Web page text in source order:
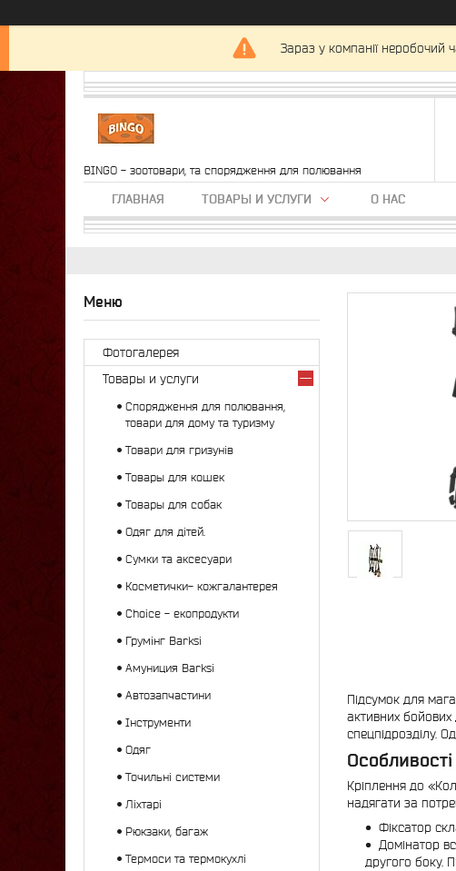
Зараз у компанії неробочий
BINGO - зоотовари, та спорядження для полювання
ГЛАВНАЯ ТОВАРЫ И УСЛУГИ О НАС
Підсумок для
активних бойових
спецпідрозділу.
Кріплення до
надягати за
Фіксатор
Домінатор
другого боку.
Фотогалерея
Товары и услуги
Спорядження для полювання,
товари для дому та туризму
Товари для гризунів
Товары для кошек
Товары для собак
Одяг для дітей.
Сумки та аксесуари
Косметички- кожгалантерея
Choice - екопродукти
Грумінг Barksi
Амуниция Barksi
Автозапчастини
Інструменти
Одяг
Точильні системи
Ліхтарі
Рюкзаки, багаж
Термоси та термокухлі